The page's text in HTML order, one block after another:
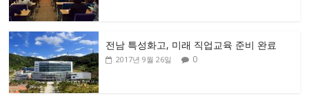
전남 특성화고, 미래 직업교육 준비 완료
2017년 9월 26일 0